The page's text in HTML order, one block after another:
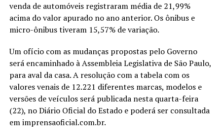
venda de automóveis registraram média de 21,99%
acima do valor apurado no ano anterior. Os ônibus e
micro-ônibus tiveram 15,57% de variação.
Um ofício com as mudanças propostas pelo Governo
será encaminhado à Assembleia Legislativa de São Paulo,
para aval da casa. A resolução com a tabela com os
valores venais de 12.221 diferentes marcas, modelos e
versões de veículos será publicada nesta quarta-feira
(22), no Diário Oficial do Estado e poderá ser consultada
em imprensaoficial.com.br.